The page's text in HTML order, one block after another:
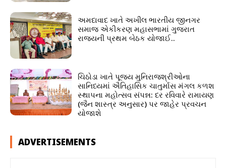
અમદાવાદ ખાતે અખીલ ભારતીય જીનગર
સમાજ એકીકરણ મહાસભામાં ગુજરાત
રાજ્યની પ્રથમ બેઠક યોજાઈ..
ચિઠોડા ખાતે પૂજ્ય મુનિરાજશ્રીઓના
સાનિધ્યમાં ઐતિહાસિક ચાતુર્માસ મંગલ કળશ
સ્થાપના મહોત્સવ સંપન્ન: દર રવિવારે રામાયણ
(જૈન શાસ્ત્ર અનુસાર) પર જાહેર પ્રવચન
યોજાશે
ADVERTISEMENTS